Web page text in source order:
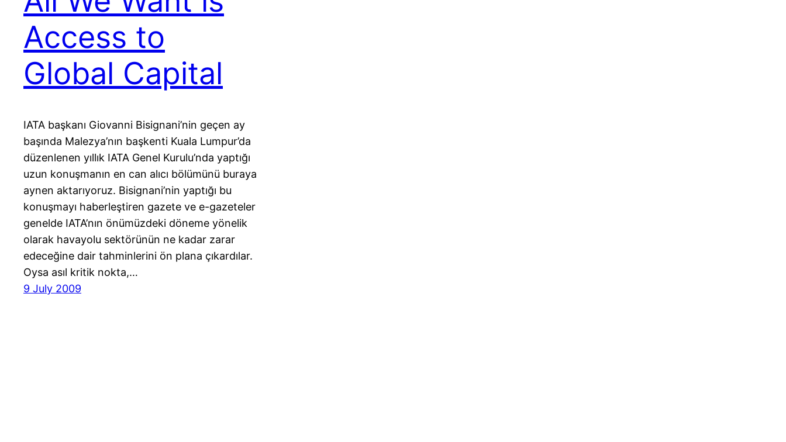
Access to
Global Capital
IATA başkanı Giovanni Bisignani’nin geçen ay
başında Malezya’nın başkenti Kuala Lumpur’da
düzenlenen yıllık IATA Genel Kurulu’nda yaptığı
uzun konuşmanın en can alıcı bölümünü buraya
aynen aktarıyoruz. Bisignani’nin yaptığı bu
konuşmayı haberleştiren gazete ve e-gazeteler
genelde IATA’nın önümüzdeki döneme yönelik
olarak havayolu sektörünün ne kadar zarar
edeceğine dair tahminlerini ön plana çıkardılar.
Oysa asıl kritik nokta,…
9 July 2009